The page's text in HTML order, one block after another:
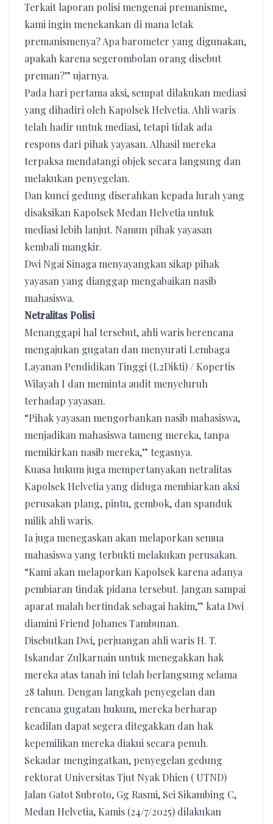
Terkait laporan polisi mengenai premanisme,
kami ingin menekankan di mana letak
premanismenya? Apa barometer yang digunakan,
apakah karena segerombolan orang disebut
preman?” ujarnya.
​Pada hari pertama aksi, sempat dilakukan mediasi
yang dihadiri oleh Kapolsek Helvetia. Ahli waris
telah hadir untuk mediasi, tetapi tidak ada
respons dari pihak yayasan. Alhasil mereka
terpaksa mendatangi objek secara langsung dan
melakukan penyegelan.
Dan kunci gedung diserahkan kepada lurah yang
disaksikan Kapolsek Medan Helvetia untuk
mediasi lebih lanjut. Namun pihak yayasan
kembali mangkir.
​Dwi Ngai Sinaga menyayangkan sikap pihak
yayasan yang dianggap mengabaikan nasib
mahasiswa.
Netralitas Polisi
Menanggapi hal tersebut, ahli waris berencana
mengajukan gugatan dan menyurati Lembaga
Layanan Pendidikan Tinggi (L2Dikti) / Kopertis
Wilayah I dan meminta audit menyeluruh
terhadap yayasan.
“Pihak yayasan mengorbankan nasib mahasiswa,
menjadikan mahasiswa tameng mereka, tanpa
memikirkan nasib mereka,” tegasnya.
​Kuasa hukum juga mempertanyakan netralitas
Kapolsek Helvetia yang diduga membiarkan aksi
perusakan plang, pintu, gembok, dan spanduk
milik ahli waris.
Ia juga menegaskan akan melaporkan semua
mahasiswa yang terbukti melakukan perusakan.
“Kami akan melaporkan Kapolsek karena adanya
pembiaran tindak pidana tersebut. Jangan sampai
aparat malah bertindak sebagai hakim,” kata Dwi
diamini Friend Johanes Tambunan.
Disebutkan Dwi, perjuangan ahli waris H. T.
Iskandar Zulkarnain untuk menegakkan hak
mereka atas tanah ini telah berlangsung selama
28 tahun. Dengan langkah penyegelan dan
rencana gugatan hukum, mereka berharap
keadilan dapat segera ditegakkan dan hak
kepemilikan mereka diakui secara penuh.
Sekadar mengingatkan, penyegelan gedung
rektorat Universitas Tjut Nyak Dhien ( UTND)
Jalan Gatot Subroto, Gg Rasmi, Sei Sikambing C,
Medan Helvetia, Kamis (24/7/2025) dilakukan